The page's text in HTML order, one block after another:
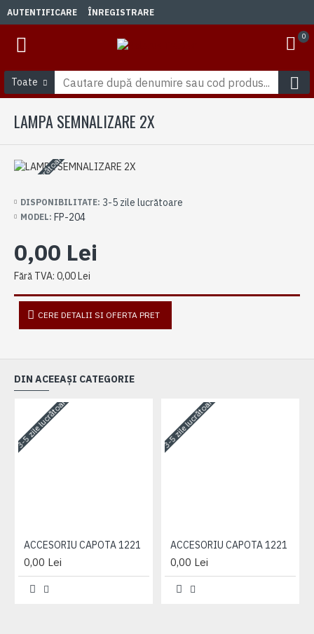
AUTENTIFICARE ÎNREGISTRARE
0
Toate
LAMPA SEMNALIZARE 2X
3-5 zile lucrătoare
DISPONIBILITATE: 3-5 zile lucrătoare
MODEL: FP-204
0,00 Lei
Fără TVA: 0,00 Lei
CERE DETALII SI OFERTA PRET
DIN ACEEAȘI CATEGORIE
3-5 zile lucrătoare
ACCESORIU CAPOTA 1221
0,00 Lei
3-5 zile lucrătoare
ACCESORIU CAPOTA 1221
0,00 Lei